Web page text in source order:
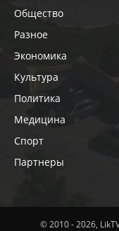
Общество
Разное
Экономика
Культура
Политика
Медицина
Спорт
Партнеры
© 2010 - 2026,